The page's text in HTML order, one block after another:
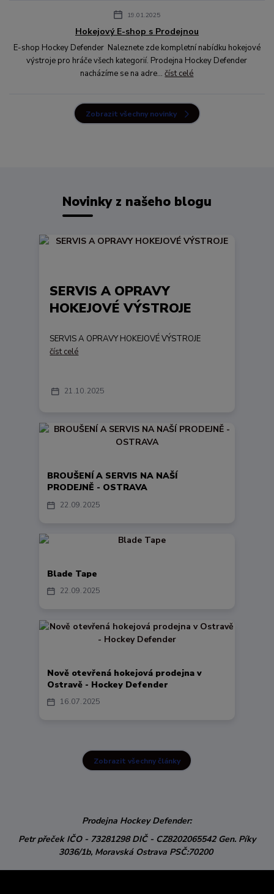
19.01.2025
Hokejový E-shop s Prodejnou
E-shop Hockey Defender Naleznete zde kompletní nabídku hokejové
výstroje pro hráče všech kategorií. Prodejna Hockey Defender
nacházíme se na adre...číst celé
Zobrazit všechny novinky
Novinky z našeho blogu
21 10 2025
SERVIS A OPRAVY
HOKEJOVÉ VÝSTROJE
SERVIS A OPRAVY HOKEJOVÉ VÝSTROJE
číst celé
22 09 2025
BROUŠENÍ A SERVIS NA NAŠÍ
PRODEJNĚ - OSTRAVA
22 09 2025
Blade Tape
16 07 2025
Nově otevřená hokejová prodejna v
Ostravě - Hockey Defender
Zobrazit všechny články
Prodejna Hockey Defender:
Petr přeček IČO - 73281298DIČ - CZ8202065542 Gen. Píky
3036/1b, Moravská Ostrava PSČ:70200